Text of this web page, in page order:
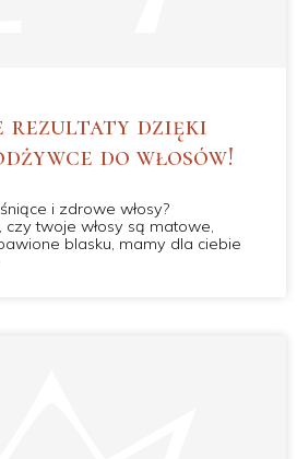
rezultaty dzięki
do włosów!
i zdrowe włosy?
twoje włosy są matowe,
blasku, mamy dla ciebie